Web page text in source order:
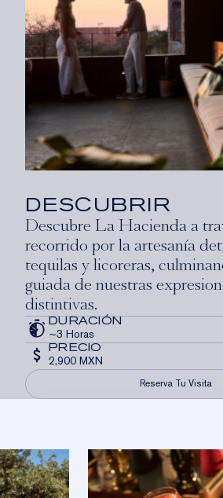
DESCUBRIR
Descubre La Hacienda a
recorrido por la artesanía
tequilas y licoreras,
guiada de nuestras
distintivas.
DURACIÓN
~3 Horas
PRECIO
2,900 MXN
Reserva Tu Visita